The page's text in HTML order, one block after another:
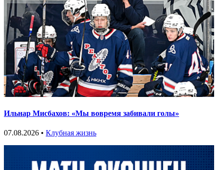
Ильнар Мисбахов: «Мы вовремя забивали голы»
07.08.2026 • Клубная жизнь